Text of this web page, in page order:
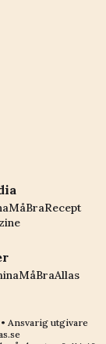
MåBraRecept
MåBraAllas
• Ansvarig utgivare